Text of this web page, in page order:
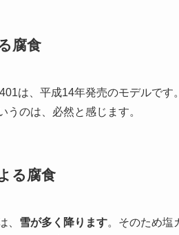
腐食
は、平成14年発売のモデルで
うのは、必然と感じます。
る腐食
、 雪が多く降ります。そのため塩